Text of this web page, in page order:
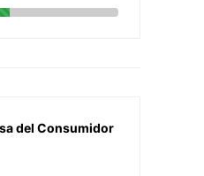
del Consumidor